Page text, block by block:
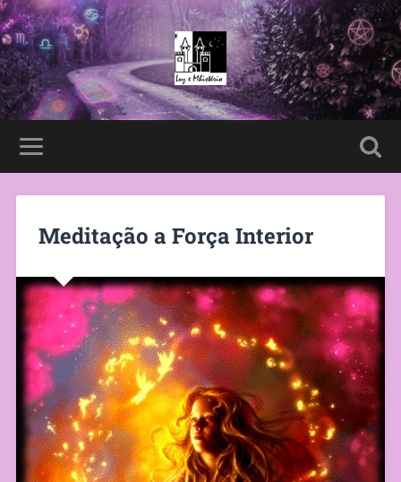
Meditação a Força Interior